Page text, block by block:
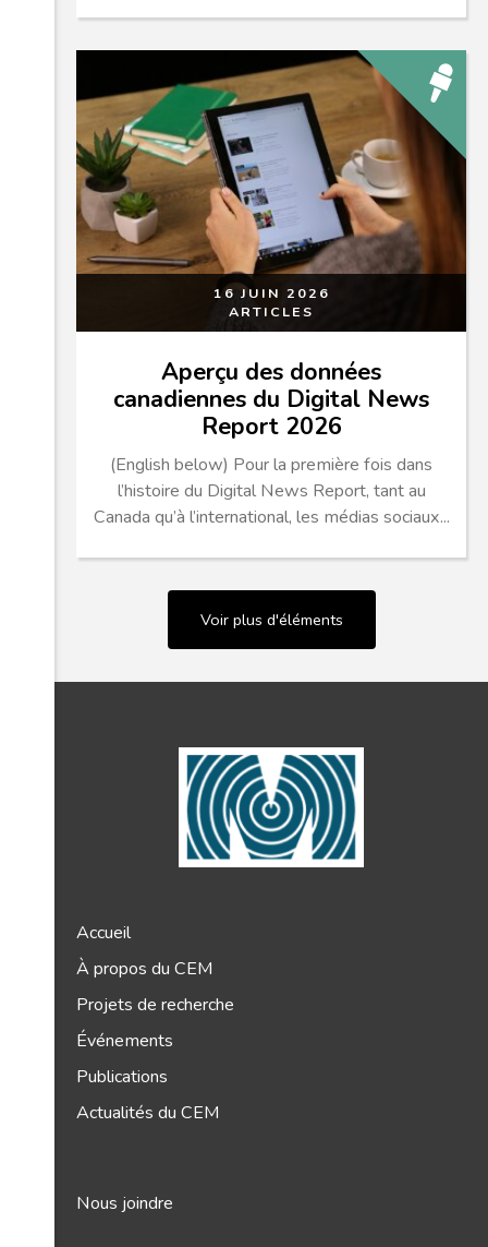
16 JUIN 2026
ARTICLES
Aperçu des données
canadiennes du Digital News
Report 2026
(English below) Pour la première fois dans
l’histoire du Digital News Report, tant au
Canada qu’à l’international, les médias sociaux...
Voir plus d'éléments
Accueil
À propos du CEM
Projets de recherche
Événements
Publications
Actualités du CEM
Nous joindre